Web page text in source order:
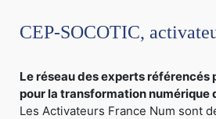
CEP-SOCOTIC,
Le réseau des experts référencés
pour la transformation numérique
Les Activateurs France Num sont